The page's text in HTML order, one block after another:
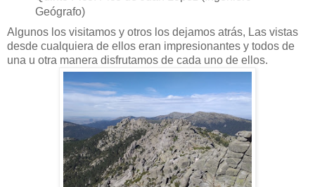
Geógrafo)
Algunos los visitamos y otros los dejamos atrás, Las vistas
desde cualquiera de ellos eran impresionantes y todos de
una u otra manera disfrutamos de cada uno de ellos.